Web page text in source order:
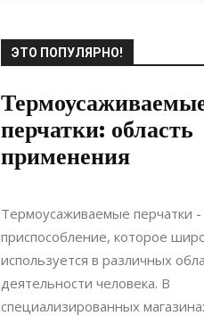
ЭТО ПОПУЛЯРНО!
перчатки: область
применения
16.09.2020
Термоусаживаемые перчатки -
приспособление, которое
используется в различных
деятельности человека. В
специализированных